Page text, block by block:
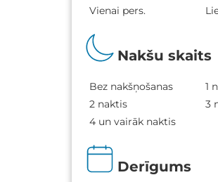
Vienai pers.
Nakšu skaits
Bez nakšņošanas
1
2 naktis
3
4 un vairāk naktis
Derīgums